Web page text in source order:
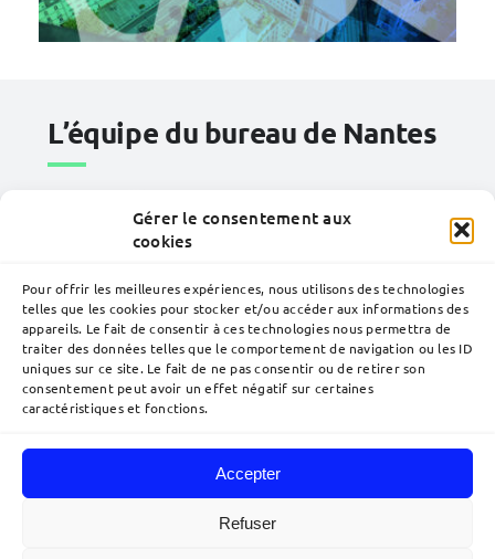
Gérer le consentement aux
cookies
Pour offrir les meilleures expériences, nous utilisons des technologies
telles que les cookies pour stocker et/ou accéder aux informations des
appareils. Le fait de consentir à ces technologies nous permettra de
traiter des données telles que le comportement de navigation ou les ID
uniques sur ce site. Le fait de ne pas consentir ou de retirer son
consentement peut avoir un effet négatif sur certaines
caractéristiques et fonctions.
Accepter
Refuser
L’équipe du bureau de Nantes
Navigation